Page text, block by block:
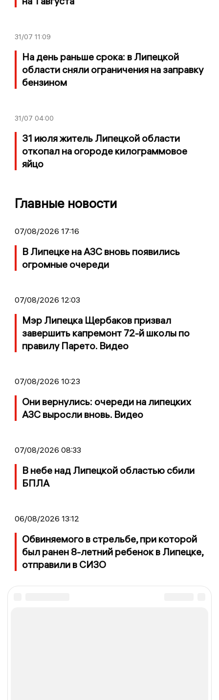
31/07 11:09
На день раньше срока: в Липецкой
области сняли ограничения на заправку
бензином
31/07 04:00
31 июля житель Липецкой области
откопал на огороде килограммовое
яйцо
Главные новости
07/08/2026 17:16
В Липецке на АЗС вновь появились
огромные очереди
07/08/2026 12:03
Мэр Липецка Щербаков призвал
завершить капремонт 72-й школы по
правилу Парето. Видео
07/08/2026 10:23
Они вернулись: очереди на липецких
АЗС выросли вновь. Видео
07/08/2026 08:33
В небе над Липецкой областью сбили
БПЛА
06/08/2026 13:12
Обвиняемого в стрельбе, при которой
был ранен 8-летний ребенок в Липецке,
отправили в СИЗО